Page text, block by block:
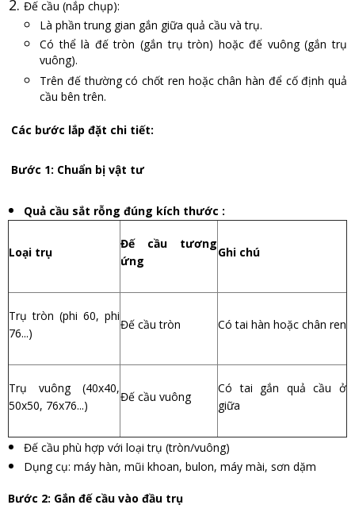
Đế cầu (nắp chụp):
Là phần trung gian gắn giữa quả cầu và trụ.
Có thể là đế tròn (gắn trụ tròn) hoặc đế vuông (gắn trụ
vuông).
Trên đế thường có chốt ren hoặc chân hàn để cố định quả
cầu bên trên.
Các bước lắp đặt chi tiết:
Bước 1: Chuẩn bị vật tư
Quả cầu sắt rỗng đúng kích thước :
Loại trụ
Đế cầu tương
ứng
Ghi chú
Trụ tròn (phi 60, phi
76...)
Đế cầu tròn Có tai hàn hoặc chân ren
Trụ vuông (40x40,
50x50, 76x76...)
Đế cầu vuông
Có tai gắn quả cầu ở
giữa
Đế cầu phù hợp với loại trụ (tròn/vuông)
Dụng cụ: máy hàn, mũi khoan, bulon, máy mài, sơn dặm
Bước 2: Gắn đế cầu vào đầu trụ